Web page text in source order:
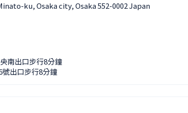
ku, Osaka city, Osaka 552-0002 Japan
南出口步行8分鐘
出口步行8分鐘